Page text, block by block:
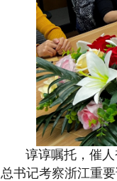
谆谆嘱托，催
总书记考察浙江重